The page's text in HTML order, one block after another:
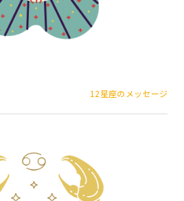
12星座のメッセージ